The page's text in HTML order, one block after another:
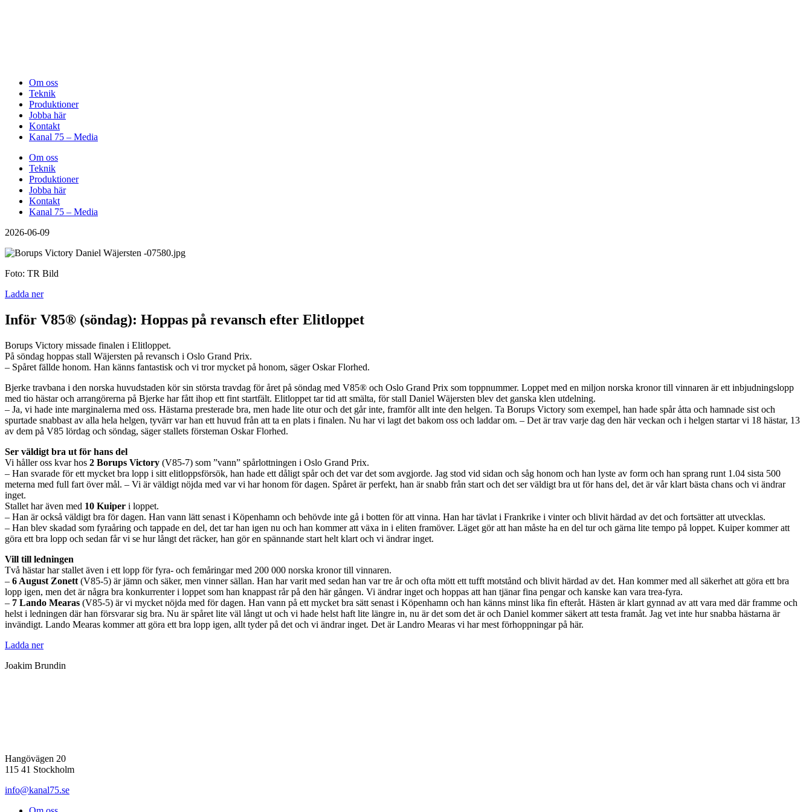
Om oss
Teknik
Produktioner
Jobba här
Kontakt
Kanal 75 – Media
Om oss
Teknik
Produktioner
Jobba här
Kontakt
Kanal 75 – Media
2026-06-09
Foto: TR Bild
Ladda ner
Inför V85® (söndag): Hoppas på revansch efter Elitloppet
Borups Victory missade finalen i Elitloppet.
På söndag hoppas stall Wäjersten på revansch i Oslo Grand Prix.
– Spåret fällde honom. Han känns fantastisk och vi tror mycket på honom, säger Oskar Florhed.
Bjerke travbana i den norska huvudstaden kör sin största travdag för året på söndag med V85® och Oslo Grand Prix som toppnummer. Loppet med en miljon norska kronor till vinnaren är ett inbjudningslopp
med tio hästar och arrangörerna på Bjerke har fått ihop ett fint startfält. Elitloppet tar tid att smälta, för stall Daniel Wäjersten blev det ganska klen utdelning.
– Ja, vi hade inte marginalerna med oss. Hästarna presterade bra, men hade lite otur och det går inte, framför allt inte den helgen. Ta Borups Victory som exempel, han hade spår åtta och hamnade sist och
spurtade snabbast av alla hela helgen, tyvärr var han ett huvud från att ta en plats i finalen. Nu har vi lagt det bakom oss och laddar om. – Det är trav varje dag den här veckan och i helgen startar vi 18 hästar, 13
av dem på V85 lördag och söndag, säger stallets försteman Oskar Florhed.
Ser väldigt bra ut för hans del
Vi håller oss kvar hos 2 Borups Victory (V85-7) som ”vann” spårlottningen i Oslo Grand Prix.
– Han svarade för ett mycket bra lopp i sitt elitloppsförsök, han hade ett dåligt spår och det var det som avgjorde. Jag stod vid sidan och såg honom och han lyste av form och han sprang runt 1.04 sista 500
meterna med full fart över mål. – Vi är väldigt nöjda med var vi har honom för dagen. Spåret är perfekt, han är snabb från start och det ser väldigt bra ut för hans del, det är vår klart bästa chans och vi ändrar
inget.
Stallet har även med 10 Kuiper i loppet.
– Han är också väldigt bra för dagen. Han vann lätt senast i Köpenhamn och behövde inte gå i botten för att vinna. Han har tävlat i Frankrike i vinter och blivit härdad av det och fortsätter att utvecklas.
– Han blev skadad som fyraåring och tappade en del, det tar han igen nu och han kommer att växa in i eliten framöver. Läget gör att han måste ha en del tur och gärna lite tempo på loppet. Kuiper kommer att
göra ett bra lopp och sedan får vi se hur långt det räcker, han gör en spännande start helt klart och vi ändrar inget.
Vill till ledningen
Två hästar har stallet även i ett lopp för fyra- och femåringar med 200 000 norska kronor till vinnaren.
– 6 August Zonett (V85-5) är jämn och säker, men vinner sällan. Han har varit med sedan han var tre år och ofta mött ett tufft motstånd och blivit härdad av det. Han kommer med all säkerhet att göra ett bra
lopp igen, men det är några bra konkurrenter i loppet som han knappast rår på den här gången. Vi ändrar inget och hoppas att han tjänar fina pengar och kanske kan vara trea-fyra.
– 7 Lando Mearas (V85-5) är vi mycket nöjda med för dagen. Han vann på ett mycket bra sätt senast i Köpenhamn och han känns minst lika fin efteråt. Hästen är klart gynnad av att vara med där framme och
helst i ledningen där han försvarar sig bra. Nu är spåret lite väl långt ut och vi hade helst haft lite längre in, nu är det som det är och Daniel kommer säkert att testa framåt. Jag vet inte hur snabba hästarna är
invändigt. Lando Mearas kommer att göra ett bra lopp igen, allt tyder på det och vi ändrar inget. Det är Landro Mearas vi har mest förhoppningar på här.
Ladda ner
Joakim Brundin
Hangövägen 20
115 41 Stockholm
info@kanal75.se